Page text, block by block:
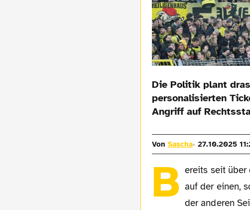
Die Politik plant
personalisierten
Angriff auf
Von Sascha 27.10.2025
B ereits seit über
auf der einen,
der anderen